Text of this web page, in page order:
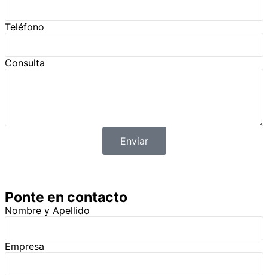
Teléfono
Consulta
Enviar
Ponte en contacto
Nombre y Apellido
Empresa